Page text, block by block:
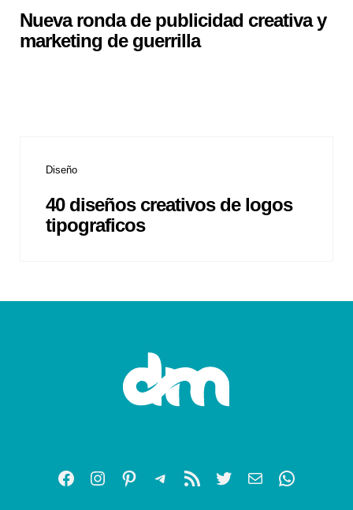
Nueva ronda de publicidad creativa y
marketing de guerrilla
Diseño
40 diseños creativos de logos
tipograficos